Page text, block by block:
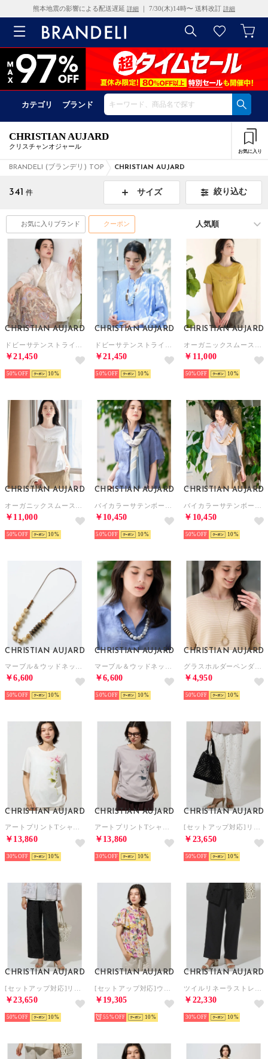
熊本地震の影響による配送遅延 詳細 ｜ 7/30(木)14時〜 送料改訂 詳細
カテゴリ ブランド
CHRISTIAN AUJARD
クリスチャンオジャール
お気に入り
BRANDELI (ブランデリ) TOP CHRISTIAN AUJARD
341 件 サイズ 絞り込む
お気に入りブランド クーポン
CHRISTIAN AUJARD
￥21,450
50% 10
CHRISTIAN AUJARD
￥21,450
50% 10
CHRISTIAN AUJARD
￥11,000
50% 10
CHRISTIAN AUJARD
￥11,000
50% 10
CHRISTIAN AUJARD
￥10,450
50% 10
CHRISTIAN AUJARD
￥10,450
50% 10
CHRISTIAN AUJARD
￥6,600
50% 10
CHRISTIAN AUJARD
￥6,600
50% 10
CHRISTIAN AUJARD
￥4,950
50% 10
CHRISTIAN AUJARD
アートプリントTシャツ （ホワイト）
￥13,860
30% 10
CHRISTIAN AUJARD
アートプリントTシャツ （ライトグレー）
￥13,860
30% 10
CHRISTIAN AUJARD
[セットアップ対応]リーフレースパンツ （ホワイト）
￥23,650
50% 10
CHRISTIAN AUJARD
￥23,650
50% 10
CHRISTIAN AUJARD
￥19,305
55% 10
CHRISTIAN AUJARD
￥22,330
30% 10